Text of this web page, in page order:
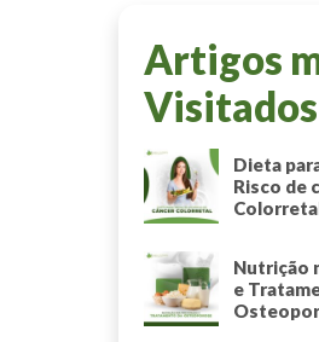
Artigos
Visitados
Dieta
Risco de
Nutrição
e